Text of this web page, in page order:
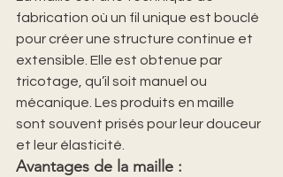
fabrication où un fil unique est bouclé
pour créer une structure continue et
extensible. Elle est obtenue par
tricotage, qu’il soit manuel ou
mécanique. Les produits en maille
sont souvent prisés pour leur douceur
et leur élasticité.
Avantages de la maille :